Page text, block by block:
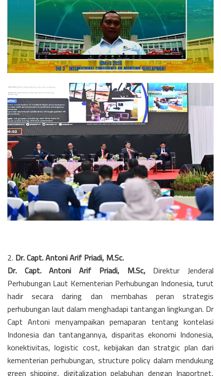
2. Dr. Capt. Antoni Arif Priadi, M.Sc.
Dr. Capt. Antoni Arif Priadi, M.Sc, Direktur Jenderal
Perhubungan Laut Kementerian Perhubungan Indonesia, turut
hadir secara daring dan membahas peran strategis
perhubungan laut dalam menghadapi tantangan lingkungan. Dr
Capt Antoni menyampaikan pemaparan tentang kontelasi
Indonesia dan tantangannya, disparitas ekonomi Indonesia,
konektivitas, logistic cost, kebijakan dan stratgic plan dari
kementerian perhubungan, structure policy dalam mendukung
green shipping, digitalization pelabuhan dengan Inaportnet,